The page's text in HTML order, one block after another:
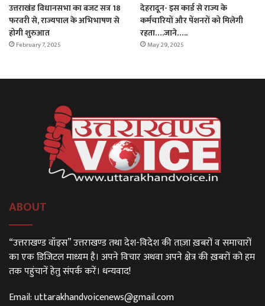
उत्तराखंड विधानसभा का बजट सत्र 18
फरवरी से, राज्यपाल के अभिभाषण से
होगी शुरुआत
February 7, 2025
देहरादून- इस कार्ड से राज्य के
कर्मचारियों और पेंशनरों को मिलेगी
रहता….जाने…..
May 29, 2025
ABOUT
“उत्तराखण्ड वॉइस” उत्तराखण्ड तथा देश-विदेश की ताज़ा ख़बरों व समाचारों
का एक डिजिटल माध्यम है। अपने विचार अथवा अपने क्षेत्र की ख़बरों को हम
तक पहुंचानें हेतु संपर्क करें। धन्यवाद!
Email:uttarakhandvoicenews@gmail.com